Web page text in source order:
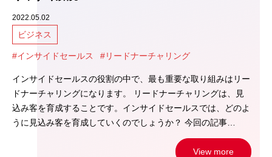
2022.05.02
ビジネス
#インサイドセールス #リードナーチャリング
インサイドセールスの役割の中で、最も重要な取り組みはリー
ドナーチャリングになります。 リードナーチャリングは、見
込み客を育成することです。インサイドセールスでは、どのよ
うに見込み客を育成していくのでしょうか？ 今回の記事…
View more